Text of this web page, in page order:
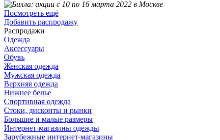
Посмотреть ещё
Добавить распродажу
Распродажи
Одежда
Аксессуары
Обувь
Женская одежда
Мужская одежда
Верхняя одежда
Нижнее белье
Спортивная одежда
Стоки, дисконты и рынки
Большие и малые размеры
Интернет-магазины одежды
Зарубежные интернет-магазины